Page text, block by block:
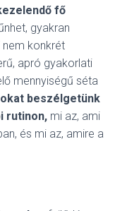
fő
gyakran
konkrét
apró gyakorlati
mennyiségű séta
beszélgetünk
rutinon, mi az, ami
és mi az, amire a